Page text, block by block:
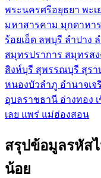
พระนครศรีอยุธยา พะเ
มหาสารคาม มุกดาหาร
ร้อยเอ็ด ลพบุรี ลำปาง
สมุทรปราการ สมุทรส
สิงห์บุรี สุพรรณบุรี สุร
หนองบัวลำภู อำนาจเจ
อุบลราชธานี อ่างทอง
เลย แพร่ แม่ฮ่องสอน
สรุปข้อมูลรหัส
น้อย